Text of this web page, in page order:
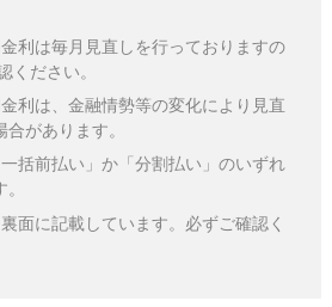
利は毎月見直しを行っておりますの
ください。
利は、金融情勢等の変化により見直
があります。
括前払い」か「分割払い」のいずれ
面に記載しています。必ずご確認く